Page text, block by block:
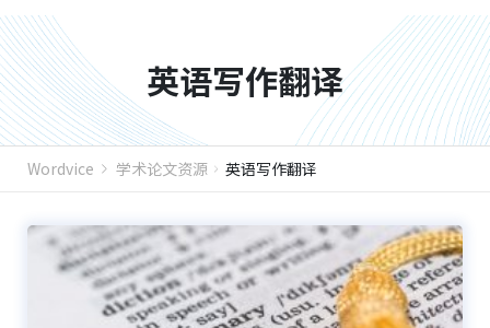
英语写作翻译
Wordvice 学术论文资源 英语写作翻译